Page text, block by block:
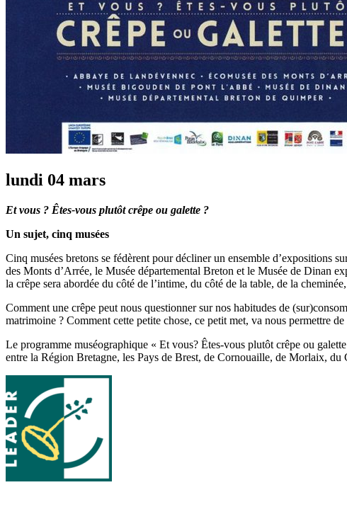
lundi 04 mars
Et vous ? Êtes-vous plutôt crêpe ou galette ?
Un sujet, cinq musées
Cinq musées bretons se fédèrent pour décliner un ensemble d’expositions
des Monts d’Arrée, le Musée départemental Breton et le Musée de Dinan
la crêpe sera abordée du côté de l’intime, du côté de la table, de la
Comment une crêpe peut nous questionner sur nos habitudes de
matrimoine ? Comment cette petite chose, ce petit met, va nous permettre
Le programme muséographique « Et vous? Êtes-vous plutôt crêpe ou
entre la Région Bretagne, les Pays de Brest, de Cornouaille, de Morlaix,